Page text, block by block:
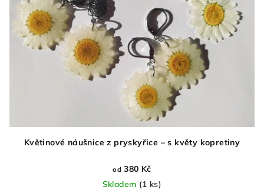
Květinové náušnice z pryskyřice – s květy kopretiny
od 380 Kč
Skladem (1 ks)